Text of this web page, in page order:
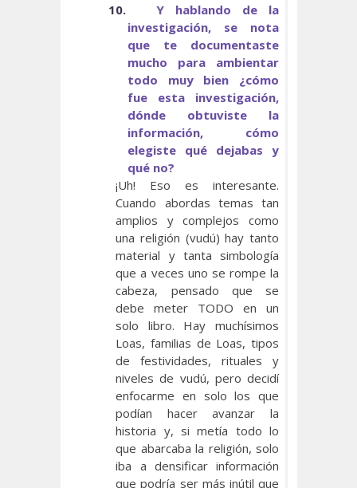
10.
Y hablando de la
investigación, se nota
que te documentaste
mucho para ambientar
todo muy bien ¿cómo
fue esta investigación,
dónde obtuviste la
información, cómo
elegiste qué dejabas y
qué no?
¡Uh! Eso es interesante.
Cuando abordas temas tan
amplios y complejos como
una religión (vudú) hay tanto
material y tanta simbología
que a veces uno se rompe la
cabeza, pensado que se
debe meter TODO en un
solo libro. Hay muchísimos
Loas, familias de Loas, tipos
de festividades, rituales y
niveles de vudú, pero decidí
enfocarme en solo los que
podían hacer avanzar la
historia y, si metía todo lo
que abarcaba la religión, solo
iba a densificar información
que podría ser más inútil que